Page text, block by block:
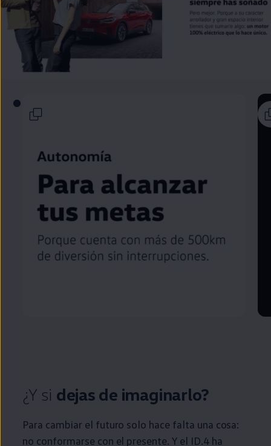
¿Y si dejas de imaginarlo?
Para cambiar el futuro solo hace falta una cosa:
no conformarse con el presente. Y el ID.4ha